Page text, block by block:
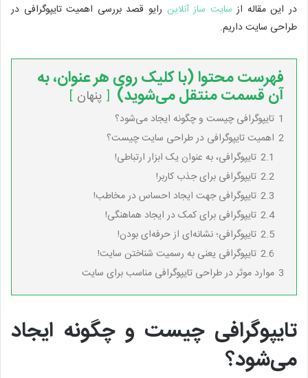
در این مقاله از سایت ساز آنلاین رایو قصد بررسی اهمیت تایپوگرافی در
طراحی سایت داریم.
فهرست محتوا (با کلیک روی هر عنوان، به
آن قسمت منتقل می‌شوید) پنهان
1 تایپوگرافی چیست و چگونه ایجاد می‌شود؟
2 اهمیت تایپوگرافی در طراحی سایت چیست؟
2.1 تایپوگرافی، به عنوان یک ابزار ارتباطی!
2.2 تایپوگرافی برای جذب کاربر!
2.3 تایپوگرافی جهت ایجاد احساس در مخاطب!
2.4 تایپوگرافی برای کمک در ایجاد هماهنگی!
2.5 تایپوگرافی؛ نشانه‌ای از حرفه‌ای بودن!
2.6 تایپوگرافی یعنی به رسمیت شناختن سایت!
3 موارد موثر در طراحی تایپوگرافی مناسب برای سایت
تایپوگرافی چیست و چگونه ایجاد
می‌شود؟